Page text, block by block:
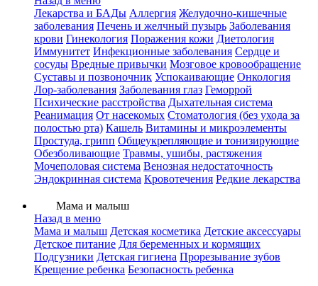
Лекарства и БАДы Аллергия Желудочно-кишечные
заболевания Печень и желчный пузырь Заболевания
крови Гинекология Поражения кожи Диетология
Иммунитет Инфекционные заболевания Сердце и
сосуды Вредные привычки Мозговое кровообращение
Суставы и позвоночник Успокаивающие Онкология
Лор-заболевания Заболевания глаз Геморрой
Психические расстройства Дыхательная система
Реанимация От насекомых Стоматология (без ухода за
полостью рта) Кашель Витамины и микроэлементы
Простуда, грипп Общеукрепляющие и тонизирующие
Обезболивающие Травмы, ушибы, растяжения
Мочеполовая система Венозная недостаточность
Эндокринная система Кровотечения Редкие лекарства
Мама и малыш
Назад в меню
Мама и малыш Детская косметика Детские аксессуары
Детское питание Для беременных и кормящих
Подгузники Детская гигиена Прорезывание зубов
Крещение ребенка Безопасность ребенка